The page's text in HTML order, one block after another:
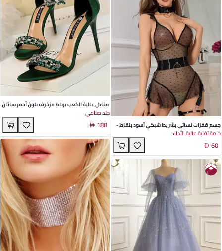
جسم قفزات نسائي بشريط شبكي أسود بنقاط -
مجموعة مثيرة من البوليستر للعب الأدوار
والمناسبات الخاصة صيف
خامة تقنية عالية الأداء
60
صنادل عالية الكعب برباط مزخرف بلون أحمر ساتان
- مثالية للحفلات الصيفية والمناسبات المسائية
جلد صناعي
188